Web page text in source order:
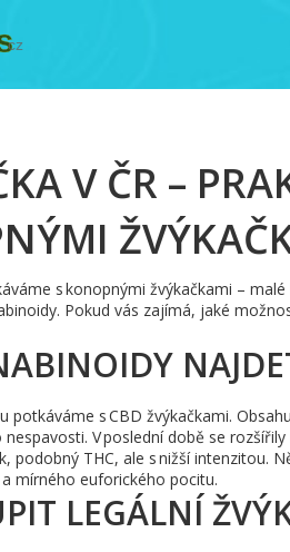
V ČR –
s konopnými žvýkačkami –
Pokud vás zajímá, jaké
potkáváme s CBD žvýkačkami.
V poslední době se
podobný THC, ale s nižší intenzitou.
mírného euforického pocitu.
LEGÁLNÍ